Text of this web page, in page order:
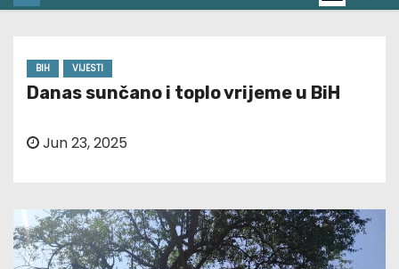
BIH VIJESTI
Danas sunčano i toplo vrijeme u BiH
Jun 23, 2025